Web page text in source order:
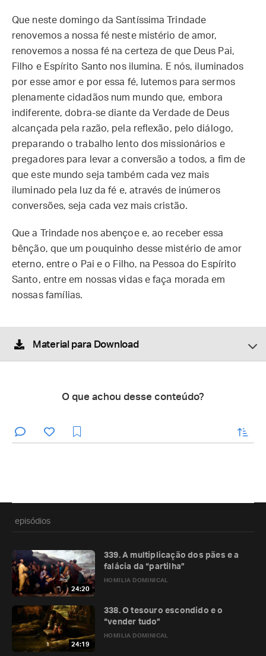
Que neste domingo da Santíssima Trindade
renovemos a nossa fé neste mistério de amor,
renovemos a nossa fé na certeza de que Deus Pai,
Filho e Espírito Santo nos ilumina. E nós, iluminados
por esse amor e por essa fé, lutemos para sermos
plenamente cidadãos num mundo que, embora
indiferente, dobra-se diante da Verdade de Deus
alcançada pela razão, pela reflexão, pelo diálogo,
preparando o trabalho lento dos missionários e
pregadores para levar a conversão a todos, a fim de
que este mundo seja também cada vez mais
iluminado pela luz da fé e, através de inúmeros
conversões, seja cada vez mais cristão.
Que a Trindade nos abençoe e, ao receber essa
bênção, que um pouquinho desse mistério de amor
eterno, entre o Pai e o Filho, na Pessoa do Espírito
Santo, entre em nossas vidas e faça morada em
nossas famílias.
Material para Download
O que achou desse conteúdo?
enviar
episódios
24:20
HOMILIA DOMINICAL
339. A multiplicação dos pães e a
falácia da “partilha”
24:19
HOMILIA DOMINICAL
338. O tesouro escondido e o
“vender tudo”